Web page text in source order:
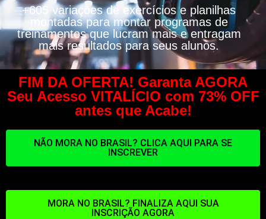
+605variações de exercícios e planilhas
montadas para montar programas de
treinamentos que lucram mais e entragam
mais resultados para seus alunos.
FIM DA OFERTA! Garanta AGORA
Seu Acesso VITALÍCIO com 73% OFF
antes que Acabe!
NÃO MORA NO BRASIL? CLICA AQUI PARA SE
INSCREVER
MORA NO BRASIL? FINALIZA AQUI SUA
INSCRIÇÃO AGORA